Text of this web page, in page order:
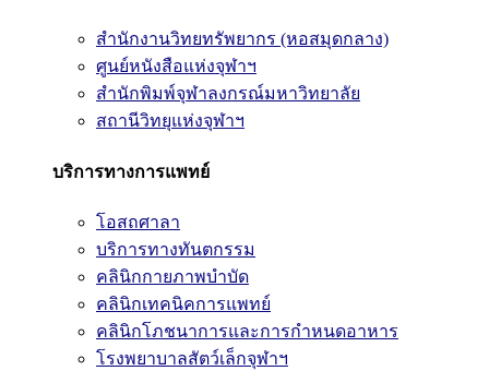
สำนักงานวิทยทรัพยากร (หอสมุดกลาง)
ศูนย์หนังสือแห่งจุฬาฯ
สำนักพิมพ์จุฬาลงกรณ์มหาวิทยาลัย
สถานีวิทยุแห่งจุฬาฯ
บริการทางการแพทย์
โอสถศาลา
บริการทางทันตกรรม
คลินิกกายภาพบำบัด
คลินิกเทคนิคการแพทย์
คลินิกโภชนาการและการกำหนดอาหาร
โรงพยาบาลสัตว์เล็กจุฬาฯ